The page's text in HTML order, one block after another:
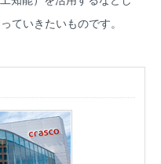
ていきたいものです。